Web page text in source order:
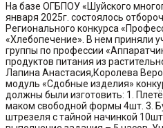
На базе ОГБПОУ «Шуйского
января 2025г. состоялось
Регионального конкурса
«Хлебопечение». В нем приняли
группы по профессии
продуктов питания из
Лапина Анастасия,Королева
модуль «Сдобные изделия»
должны были изготовить: 1.
маком свободной формы 4шт. 3.
штрезеля с тайной начинкой